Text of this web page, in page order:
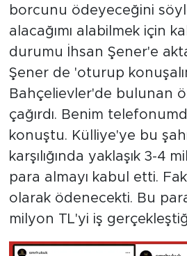
borcunu ödeyeceğini
alacağımı alabilmek için
durumu İhsan Şener'e
Şener de 'oturup
Bahçelievler'de bulunan
çağırdı. Benim
konuştu. Külliye'ye bu
karşılığında yaklaşık 3-4
para almayı kabul etti.
olarak ödenecekti. Bu
milyon TL'yi iş